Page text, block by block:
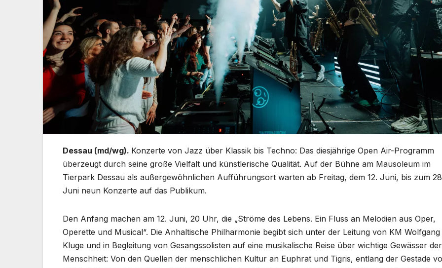
Dessau (md/wg). Konzerte von Jazz über Klassik bis Techno: Das diesjährige Open Air-Programm
überzeugt durch seine große Vielfalt und künstlerische Qualität. Auf der Bühne am Mausoleum im
Tierpark Dessau als außergewöhnlichen Aufführungsort warten ab Freitag, dem 12. Juni, bis zum
Juni neun Konzerte auf das Publikum.
Den Anfang machen am 12. Juni, 20 Uhr, die „Ströme des Lebens. Ein Fluss an Melodien aus Oper,
Operette und Musical“. Die Anhaltische Philharmonie begibt sich unter der Leitung von KM Wolfgang
Kluge und in Begleitung von Gesangssolisten auf eine musikalische Reise über wichtige Gewässer der
Menschheit: Von den Quellen der menschlichen Kultur an Euphrat und Tigris, entlang der Gestade